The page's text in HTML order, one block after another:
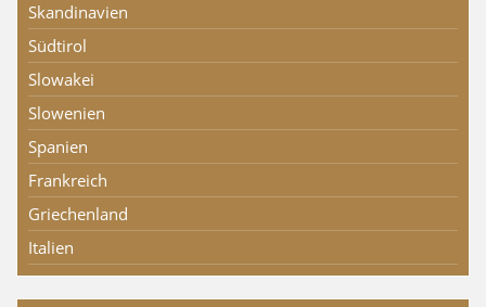
Skandinavien
Südtirol
Slowakei
Slowenien
Spanien
Frankreich
Griechenland
Italien